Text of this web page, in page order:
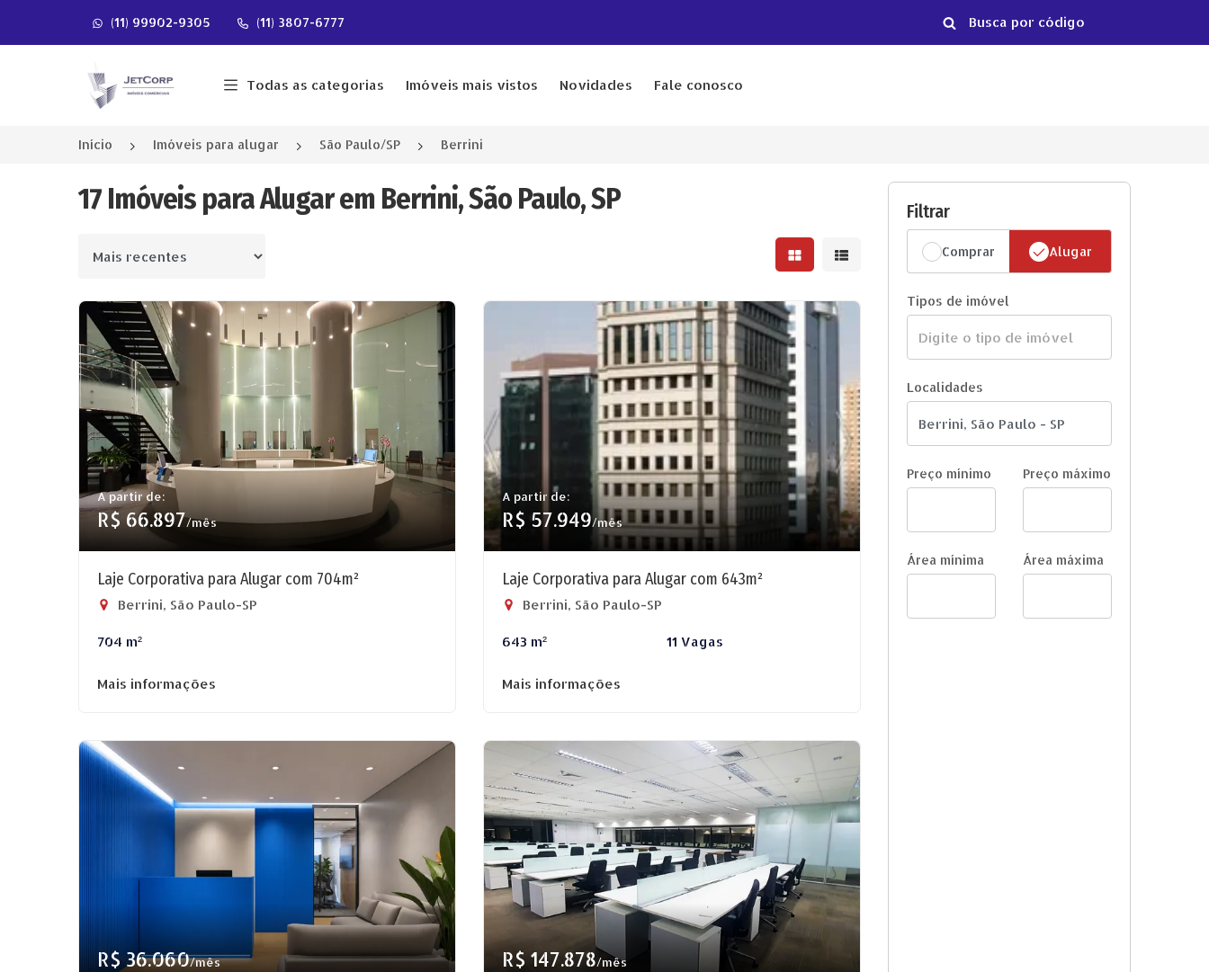
(11) 99902-9305 (11) 3807-6777
Página inicial
Todas as categorias Imóveis mais vistos Novidades Fale conosco
Início Imóveis para alugar São Paulo/SP Berrini
17 Imóveis para Alugar em Berrini, São Paulo, SP
Ordenar por Mostrar resultados em grade
Mostrar resultados em lista
A partir de:
R$ 66.897/mês
Laje Corporativa para Alugar com 704m²
Berrini, São Paulo-SP
704 m²
Mais informações
A partir de:
R$ 57.949/mês
Laje Corporativa para Alugar com 643m²
Berrini, São Paulo-SP
643 m² 11 Vagas
Mais informações
R$ 36.060/mês R$ 147.878/mês
Filtrar
Comprar Alugar
Tipos de imóvel
Localidades
Preço mínimo Preço máximo
Área mínima Área máxima